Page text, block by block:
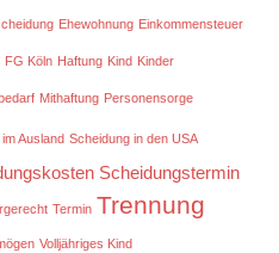
Ehewohnung Einkommensteuer
FG Köln Haftung Kind Kinder
Mithaftung Personensorge
Ausland Scheidung in den USA
Scheidungstermin
Termin Trennung
Volljähriges Kind